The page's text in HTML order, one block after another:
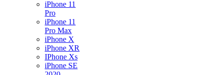
iPhone 11
Pro
iPhone 11
Pro Max
iPhone X
iPhone XR
IPhone Xs
iPhone SE